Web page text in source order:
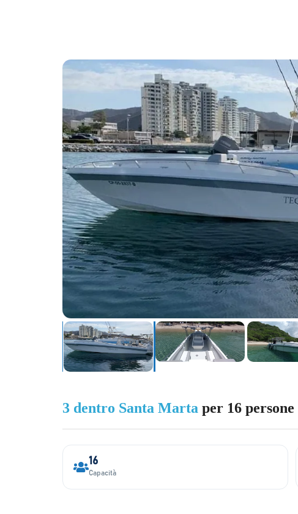
3 dentro Santa Marta per 16 persone
16
Capacità